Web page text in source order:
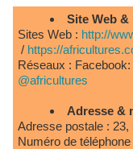
Site Web
Sites Web : http://
/ https://
Réseaux : Facebook:
@africultures
Adresse &
Adresse postale :
Numéro de téléphone